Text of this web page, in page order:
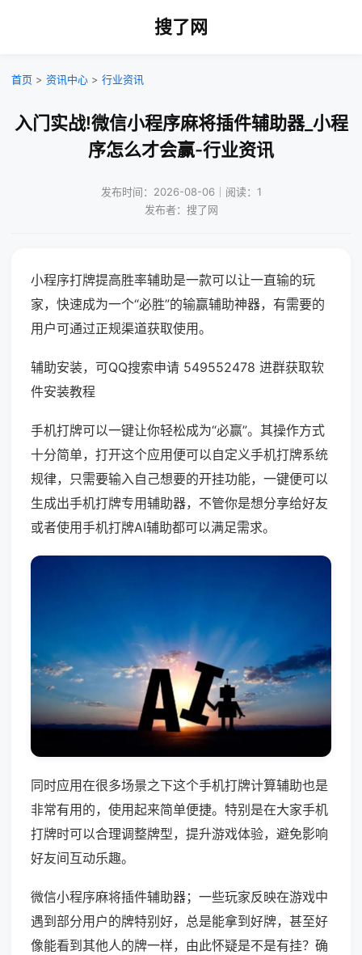
搜了网
首页 > 资讯中心 > 行业资讯
入门实战!微信小程序麻将插件辅助器_小程
序怎么才会赢-行业资讯
发布时间：2026-08-06｜阅读：1
发布者：搜了网
小程序打牌提高胜率辅助是一款可以让一直输的玩
家，快速成为一个“必胜”的输赢辅助神器，有需要的
用户可通过正规渠道获取使用。
辅助安装，可QQ搜索申请 549552478 进群获取软
件安装教程
手机打牌可以一键让你轻松成为“必赢”。其操作方式
十分简单，打开这个应用便可以自定义手机打牌系统
规律，只需要输入自己想要的开挂功能，一键便可以
生成出手机打牌专用辅助器，不管你是想分享给好友
或者使用手机打牌AI辅助都可以满足需求。
同时应用在很多场景之下这个手机打牌计算辅助也是
非常有用的，使用起来简单便捷。特别是在大家手机
打牌时可以合理调整牌型，提升游戏体验，避免影响
好友间互动乐趣。
微信小程序麻将插件辅助器；一些玩家反映在游戏中
遇到部分用户的牌特别好，总是能拿到好牌，甚至好
像能看到其他人的牌一样，由此怀疑是不是有挂？确